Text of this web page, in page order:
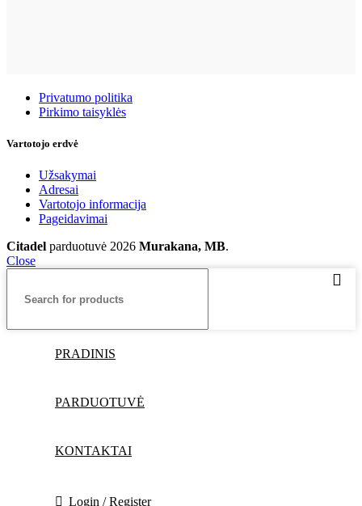
Privatumo politika
Pirkimo taisyklės
Vartotojo erdvė
Užsakymai
Adresai
Vartotojo informacija
Pageidavimai
Citadel parduotuvė 2026 Murakana, MB.
Close
PRADINIS
PARDUOTUVĖ
KONTAKTAI
Login / Register